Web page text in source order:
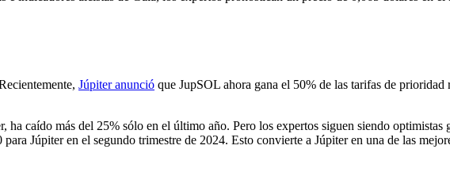
Júpiter anunció que JupSOL ahora gana el 50% de las tarifas de
ha caído más del 25% sólo en el último año. Pero los expertos siguen siendo
Júpiter en el segundo trimestre de 2024. Esto convierte a Júpiter en una de las